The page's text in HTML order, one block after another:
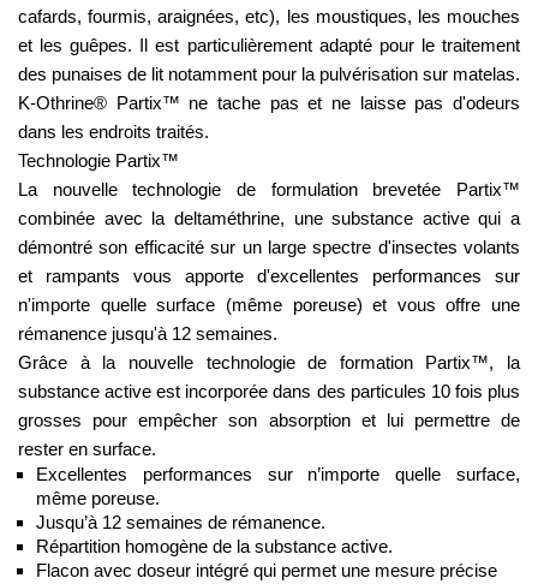
cafards, fourmis, araignées, etc), les moustiques, les mouches
et les guêpes. Il est particulièrement adapté pour le traitement
des punaises de lit notamment pour la pulvérisation sur matelas.
K-Othrine® Partix™ ne tache pas et ne laisse pas d'odeurs
dans les endroits traités.
Technologie Partix™
La nouvelle technologie de formulation brevetée Partix™
combinée avec la deltaméthrine, une substance active qui a
démontré son efficacité sur un large spectre d'insectes volants
et rampants vous apporte d'excellentes performances sur
n'importe quelle surface (même poreuse) et vous offre une
rémanence jusqu'à 12 semaines.
Grâce à la nouvelle technologie de formation Partix™, la
substance active est incorporée dans des particules 10 fois plus
grosses pour empêcher son absorption et lui permettre de
rester en surface.
Excellentes performances sur n’importe quelle surface,
même poreuse.
Jusqu’à 12 semaines de rémanence.
Répartition homogène de la substance active.
Flacon avec doseur intégré qui permet une mesure précise